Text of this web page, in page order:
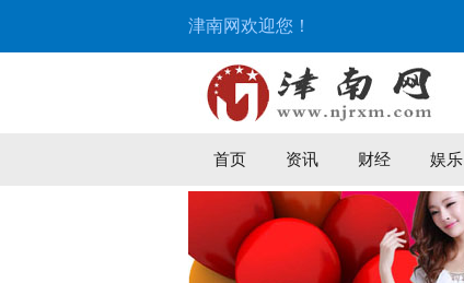
津南网欢迎您！
首页 资讯 财经 娱乐